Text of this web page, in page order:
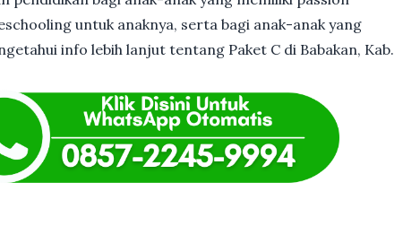
untuk anaknya, serta bagi anak-anak yang
info lebih lanjut tentang Paket C di Babakan, Kab.